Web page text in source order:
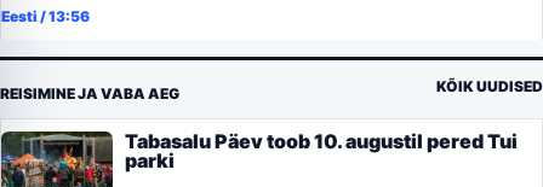
Eesti /13:56
REISIMINE JA VABA AEG KÕIK UUDISED
Tabasalu Päev toob 10. augustil pered Tui
parki